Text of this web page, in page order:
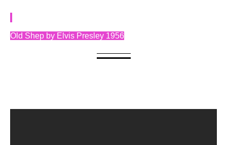
Old Shep by Elvis Presley 1956